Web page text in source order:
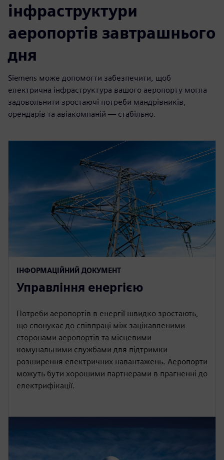
інфраструктури
аеропортів завтрашнього
дня
Siemens може допомогти забезпечити, щоб
електрична інфраструктура вашого аеропорту могла
задовольнити зростаючі потреби мандрівників,
орендарів та авіакомпаній — стабільно.
ІНФОРМАЦІЙНИЙ ДОКУМЕНТ
Управління енергією
Потреби аеропортів в енергії швидко зростають,
що спонукає до співпраці між зацікавленими
сторонами аеропортів та місцевими
комунальними службами для підтримки
розширення електричних навантажень. Аеропорти
можуть бути хорошими партнерами в прагненні до
електрифікації.